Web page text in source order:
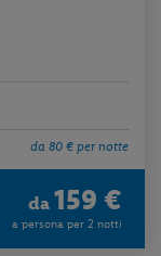
da 80 € per notte
da 159 €
a persona per 2 notti